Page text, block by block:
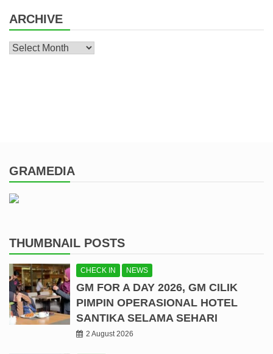
ARCHIVE
Archive
GRAMEDIA
THUMBNAIL POSTS
CHECK IN NEWS
GM FOR A DAY 2026, GM CILIK
PIMPIN OPERASIONAL HOTEL
SANTIKA SELAMA SEHARI
2 August 2026